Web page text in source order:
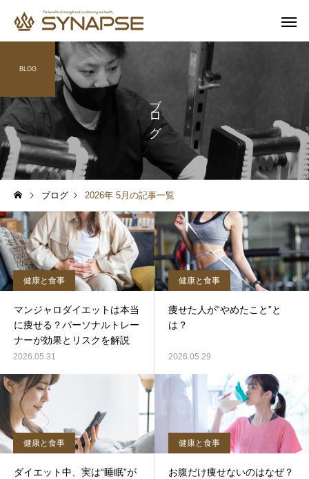
寄り添うサポート
健康と食事
筋トレするとムキムキにな
る？実は多くの人が誤解し
ていること
健康と食事
プロテインを飲めば筋
つく？実は多くの人が
いしていること
ブログ
BLOG
ブログ 2026年 5月の記事一覧
健康と食事
マンジャロダイエットは本当
に痩せる？パーソナルトレー
ナーが効果とリスクを解説
2026.05.31
健康と食事
痩せた人が“やめたこと”と
は？
2026.05.29
健康と食事
ダイエット中、実は“睡眠”が
健康と食事
お腹だけ痩せないのはなぜ？